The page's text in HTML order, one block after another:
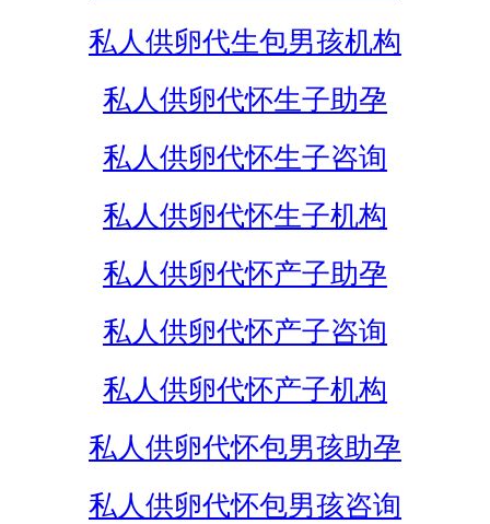
私人供卵代生包男孩机构
私人供卵代怀生子助孕
私人供卵代怀生子咨询
私人供卵代怀生子机构
私人供卵代怀产子助孕
私人供卵代怀产子咨询
私人供卵代怀产子机构
私人供卵代怀包男孩助孕
私人供卵代怀包男孩咨询